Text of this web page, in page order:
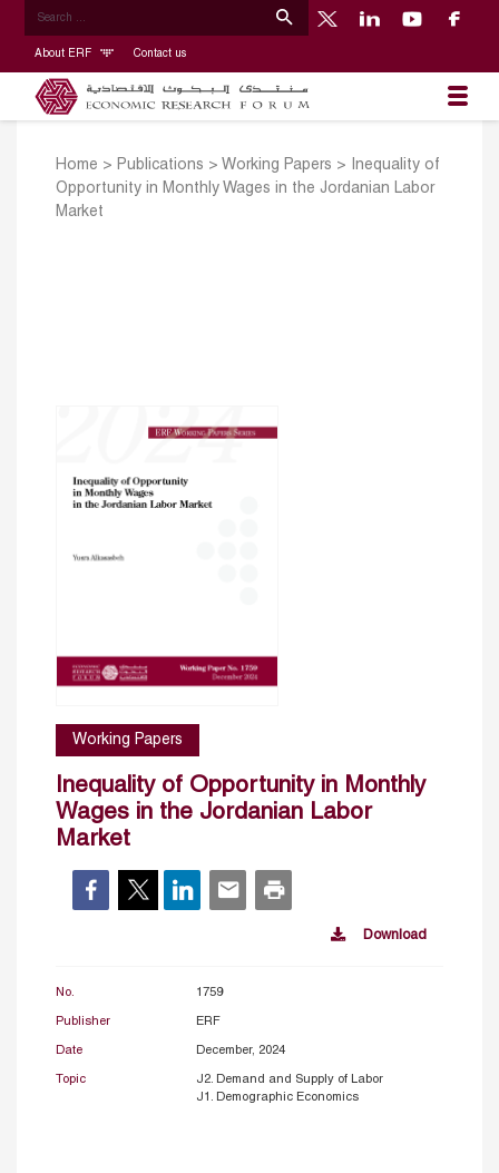
About ERF Contact us
Home > Publications > Working Papers >
Inequality of
Opportunity in Monthly Wages in the Jordanian Labor
Market
Working Papers
Inequality of Opportunity in Monthly
Wages in the Jordanian Labor
Market
Download
No. 1759
Publisher ERF
Date December, 2024
Topic
J2. Demand and Supply of Labor
J1. Demographic Economics